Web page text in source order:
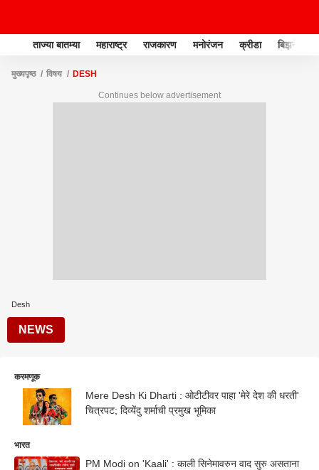
ताज्या बातम्या महाराष्ट्र राजकारण मनोरंजन क्रीडा बिझनेस
मुख्यपृष्ठ विषय DESH
Continues below advertisement
Desh
NEWS
करमणूक
Mere Desh Ki Dharti : ओटीटीवर पाहा 'मेरे देश की धरती'
चित्रपट; दिव्येंदु शर्माची प्रमुख भूमिका
भारत
PM Modi on 'Kaali' : काली सिनेमावरुन वाद सुरु असताना